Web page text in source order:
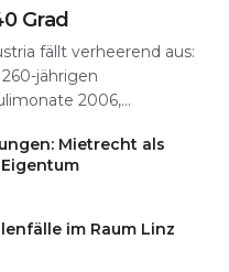
Grad
fällt verheerend aus:
jährigen
2006,...
Mietrecht als
im Raum Linz